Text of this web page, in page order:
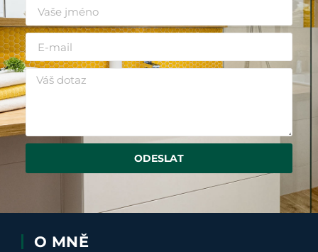
ODESLAT
O MNĚ